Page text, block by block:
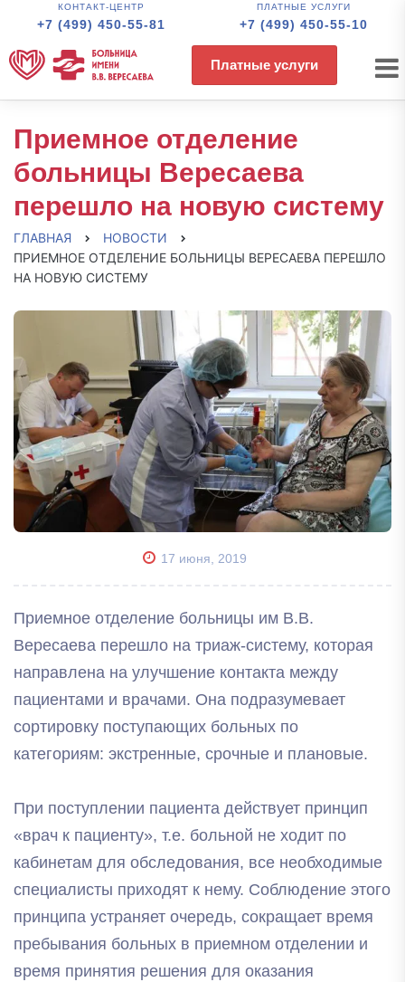
КОНТАКТ-ЦЕНТР
+7 (499) 450-55-81
ПЛАТНЫЕ УСЛУГИ
+7 (499) 450-55-10
Платные услуги
Приемное отделение
больницы Вересаева
перешло на новую систему
ГЛАВНАЯ
НОВОСТИ
ПРИЕМНОЕ ОТДЕЛЕНИЕ БОЛЬНИЦЫ ВЕРЕСАЕВА ПЕРЕШЛО
НА НОВУЮ СИСТЕМУ
17 июня, 2019
Приемное отделение больницы им В.В.
Вересаева перешло на триаж-систему, которая
направлена на улучшение контакта между
пациентами и врачами. Она подразумевает
сортировку поступающих больных по
категориям: экстренные, срочные и плановые.
При поступлении пациента действует принцип
«врач к пациенту», т.е. больной не ходит по
кабинетам для обследования, все необходимые
специалисты приходят к нему. Соблюдение этого
принципа устраняет очередь, сокращает время
пребывания больных в приемном отделении и
время принятия решения для оказания